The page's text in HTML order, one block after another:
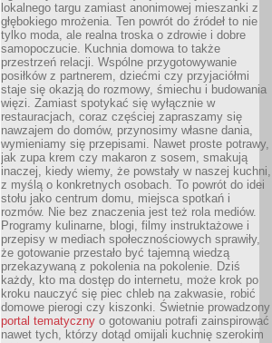
lokalnego targu zamiast anonimowej mieszanki z
głębokiego mrożenia. Ten powrót do źródeł to nie
tylko moda, ale realna troska o zdrowie i dobre
samopoczucie. Kuchnia domowa to także
przestrzeń relacji. Wspólne przygotowywanie
posiłków z partnerem, dziećmi czy przyjaciółmi
staje się okazją do rozmowy, śmiechu i budowania
więzi. Zamiast spotykać się wyłącznie w
restauracjach, coraz częściej zapraszamy się
nawzajem do domów, przynosimy własne dania,
wymieniamy się przepisami. Nawet proste potrawy,
jak zupa krem czy makaron z sosem, smakują
inaczej, kiedy wiemy, że powstały w naszej kuchni,
z myślą o konkretnych osobach. To powrót do idei
stołu jako centrum domu, miejsca spotkań i
rozmów. Nie bez znaczenia jest też rola mediów.
Programy kulinarne, blogi, filmy instruktażowe i
przepisy w mediach społecznościowych sprawiły,
że gotowanie przestało być tajemną wiedzą
przekazywaną z pokolenia na pokolenie. Dziś
każdy, kto ma dostęp do internetu, może krok po
kroku nauczyć się piec chleb na zakwasie, robić
domowe pierogi czy kiszonki. Świetnie prowadzony
portal tematyczny o gotowaniu potrafi zainspirować
nawet tych, którzy dotąd omijali kuchnię szerokim